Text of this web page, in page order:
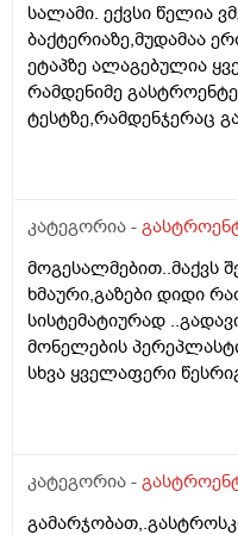
სალამი. ექვსი წელია
ბაქტერიაზე,მუდამაა
ეტაპზე ალაგებულია
რამდენიმე
ტესტზე,რამდენჯერაც
ერთხელ თუ
განავლის ტესტი....
ორი უარყოფითი და
ერთ ერთმა
,,გარტყმაზეა,,
უნდა გაიკეთო
გასტროენტეროლოგმა
კატეგორია -
მოგესალმებით..მაქვს
ხმაური,გაზები დიდი
სისტემატიურად
მონელების
სხვა ყველაფერი
მაქვს,.მაგრამ რა
კატეგორია -